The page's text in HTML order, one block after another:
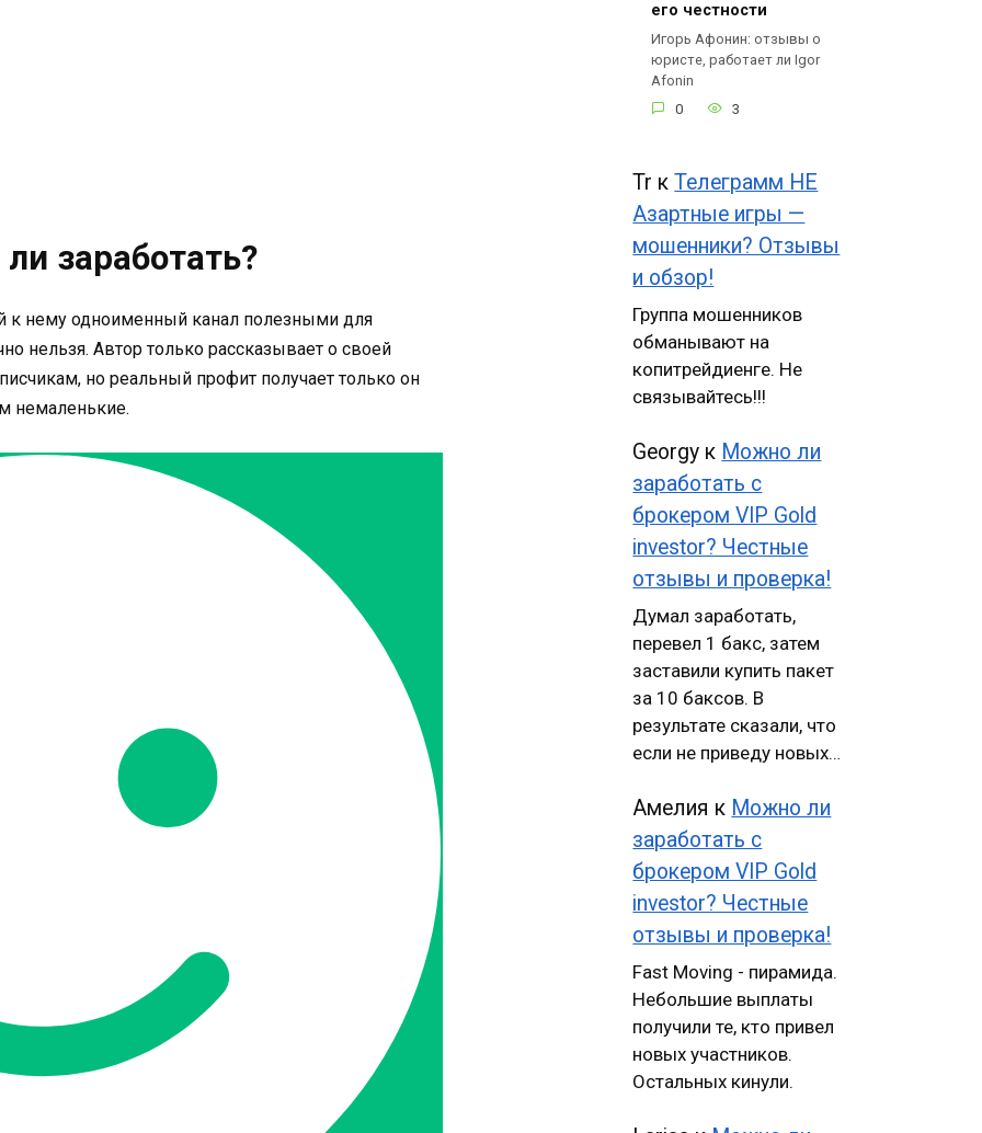
заработать?
к нему одноименный канал полезными для
нельзя. Автор только рассказывает о своей
но реальный профит получает только он
немаленькие.
его честности
Игорь Афонин: отзывы о
юристе, работает ли Igor
Afonin
0
3
Tr кТелеграмм НЕ
Азартные игры —
мошенники? Отзывы
и обзор!
Группа мошенников
обманывают на
копитрейдиенге. Не
связывайтесь!!!
Georgy к Можно ли
заработать с
брокером VIP Gold
investor? Честные
отзывы и проверка!
Думал заработать,
перевел 1 бакс, затем
заставили купить пакет
за 10 баксов. В
результате сказали, что
если не приведу новых…
Амелия к Можно ли
заработать с
брокером VIP Gold
investor? Честные
отзывы и проверка!
Fast Moving - пирамида.
Небольшие выплаты
получили те, кто привел
новых участников.
Остальных кинули.